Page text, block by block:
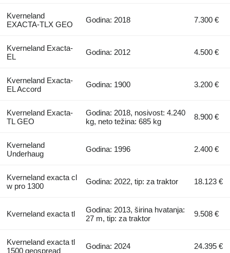
Kverneland
EXACTA-TLX GEO
Godina: 2018 7.300 €
Kverneland Exacta-
EL
Godina: 2012 4.500 €
Kverneland Exacta-
EL Accord
Godina: 1900 3.200 €
Kverneland Exacta-
TL GEO
Godina: 2018, nosivost: 4.240
kg, neto težina: 685 kg
8.900 €
Kverneland
Underhaug
Godina: 1996 2.400 €
Kverneland exacta cl
w pro 1300
Godina: 2022, tip: za traktor 18.123 €
Kverneland exacta tl
Godina: 2013, širina hvatanja:
27 m, tip: za traktor
9.508 €
Kverneland exacta tl
1500 geospread
Godina: 2024 24.395 €